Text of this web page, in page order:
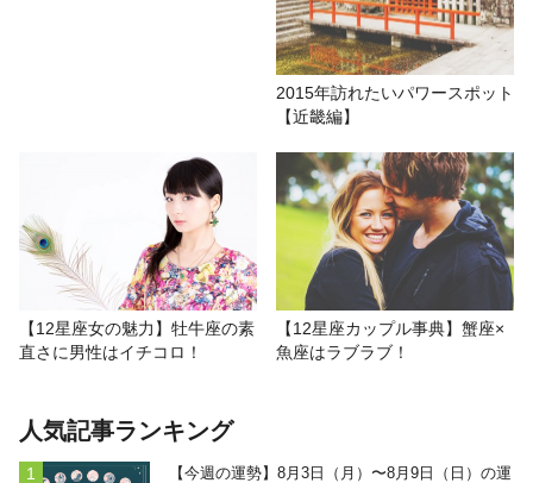
2015年訪れたいパワースポット
【近畿編】
【12星座女の魅力】牡牛座の素
直さに男性はイチコロ！
【12星座カップル事典】蟹座×
魚座はラブラブ！
人気記事ランキング
【今週の運勢】8月3日（月）〜8月9日（日）の運